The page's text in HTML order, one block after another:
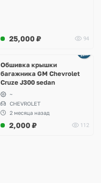
25,000 ₽ 94
Обшивка крышки
багажника GM Chevrolet
Cruze J300 sedan
~
CHEVROLET
2 месяца назад
2,000 ₽ 112